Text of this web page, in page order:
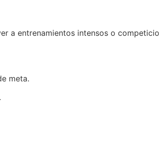
a entrenamientos intensos o
meta.